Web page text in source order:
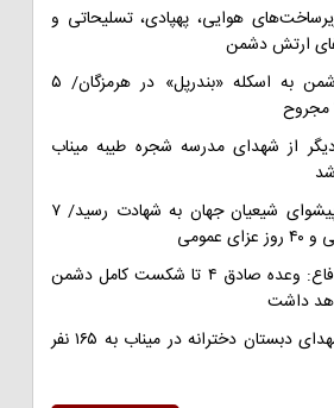
هوایی، پهپادی، تسلیحاتی و
ارتش دشمن
حمله دشمن به اسکله «بندرپل» در هرمزگان/ ۵
دیگر از شهدای مدرسه شجره طیبه میناب
رهبر و پیشوای شیعیان جهان به شهادت رسید/ ۷
عمومی
وزارت دفاع: وعده صادق ۴ تا شکست کامل دشمن
داشت
تعداد شهدای دبستان دخترانه در میناب به ۱۶۵ نفر